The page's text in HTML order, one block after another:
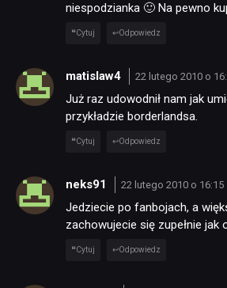
niespodzianka 🙂 Na pewno
Cytuj Odpowiedz
matislaw4 22 lutego 2010 o
Już raz udowodnił nam jak
przykładzie borderlandsa.
Cytuj Odpowiedz
neks91 22 lutego 2010 o 16:15
Jedziecie po fanbojach, a
zachowujecie się zupełnie jak
Cytuj Odpowiedz